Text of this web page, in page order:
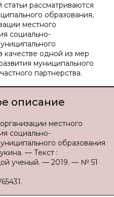
рассматриваются
образования,
местного
социально-
качестве одной из мер
муниципального
партнерства.
описание
местного
социально-
образования
— Текст :
ученый. — 2019. — № 51